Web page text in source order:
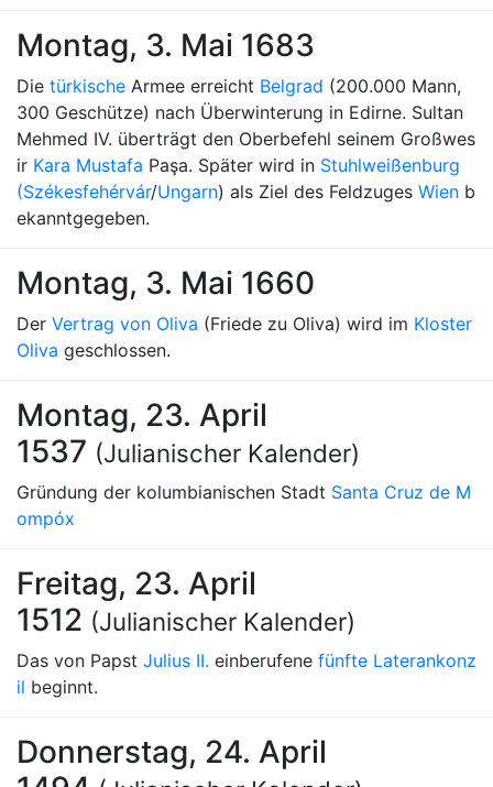
Montag, 3. Mai 1683
Die türkische Armee erreicht Belgrad (200.000 Mann,
300 Geschütze) nach Überwinterung in Edirne. Sultan
Mehmed IV. überträgt den Oberbefehl seinem Großwes
ir Kara Mustafa Paşa. Später wird in Stuhlweißenburg
(Székesfehérvár/Ungarn) als Ziel des Feldzuges Wien b
ekanntgegeben.
Montag, 3. Mai 1660
Der Vertrag von Oliva (Friede zu Oliva) wird im Kloster
Oliva geschlossen.
Montag, 23. April
1537 (Julianischer Kalender)
Gründung der kolumbianischen Stadt Santa Cruz de M
ompóx
Freitag, 23. April
1512 (Julianischer Kalender)
Das von Papst Julius II. einberufene fünfte Laterankonz
il beginnt.
Donnerstag, 24. April